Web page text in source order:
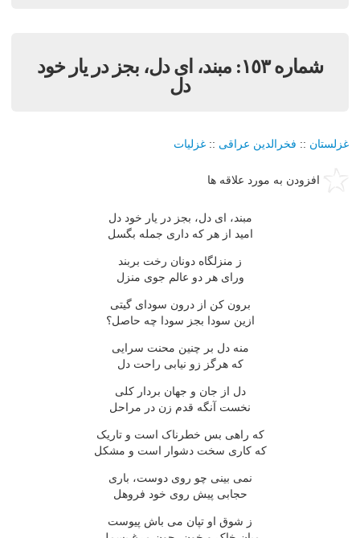
شماره ١٥٣: مبند، اى دل، بجز در يار خود
دل
غزلستان :: فخرالدین عراقی :: غزلیات
افزودن به مورد علاقه ها
مبند، اى دل، بجز در يار خود دل
اميد از هر که دارى جمله بگسل
ز منزلگاه دونان رخت بربند
وراى هر دو عالم جوى منزل
برون کن از درون سوداى گيتى
ازين سودا بجز سودا چه حاصل؟
منه دل بر چنين محنت سرايى
که هرگز زو نيابى راحت دل
دل از جان و جهان بردار کلى
نخست آنگه قدم زن در مراحل
که راهى بس خطرناک است و تاريک
که کارى سخت دشوار است و مشکل
نمى بينى چو روى دوست، بارى
حجابى پيش روى خود فروهل
ز شوق او تپان مى باش پيوست